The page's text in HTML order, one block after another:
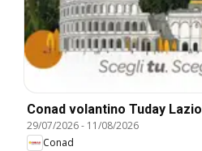
Conad volantino Tuday Lazio
29/07/2026- 11/08/2026
Conad